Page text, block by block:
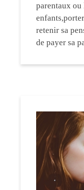
parentaux ou
retenir sa
de payer sa